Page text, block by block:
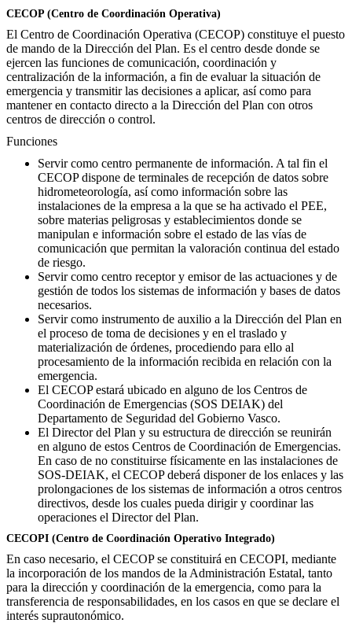
CECOP (Centro de Coordinación Operativa)
El Centro de Coordinación Operativa (CECOP) constituye el puesto
de mando de la Dirección del Plan. Es el centro desde donde se
ejercen las funciones de comunicación, coordinación y
centralización de la información, a fin de evaluar la situación de
emergencia y transmitir las decisiones a aplicar, así como para
mantener en contacto directo a la Dirección del Plan con otros
centros de dirección o control.
Funciones
Servir como centro permanente de información. A tal fin el
CECOP dispone de terminales de recepción de datos sobre
hidrometeorología, así como información sobre las
instalaciones de la empresa a la que se ha activado el PEE,
sobre materias peligrosas y establecimientos donde se
manipulan e información sobre el estado de las vías de
comunicación que permitan la valoración continua del estado
de riesgo.
Servir como centro receptor y emisor de las actuaciones y de
gestión de todos los sistemas de información y bases de datos
necesarios.
Servir como instrumento de auxilio a la Dirección del Plan en
el proceso de toma de decisiones y en el traslado y
materialización de órdenes, procediendo para ello al
procesamiento de la información recibida en relación con la
emergencia.
El CECOP estará ubicado en alguno de los Centros de
Coordinación de Emergencias (SOS DEIAK) del
Departamento de Seguridad del Gobierno Vasco.
El Director del Plan y su estructura de dirección se reunirán
en alguno de estos Centros de Coordinación de Emergencias.
En caso de no constituirse físicamente en las instalaciones de
SOS-DEIAK, el CECOP deberá disponer de los enlaces y las
prolongaciones de los sistemas de información a otros centros
directivos, desde los cuales pueda dirigir y coordinar las
operaciones el Director del Plan.
CECOPI (Centro de Coordinación Operativo Integrado)
En caso necesario, el CECOP se constituirá en CECOPI, mediante
la incorporación de los mandos de la Administración Estatal, tanto
para la dirección y coordinación de la emergencia, como para la
transferencia de responsabilidades, en los casos en que se declare el
interés suprautonómico.